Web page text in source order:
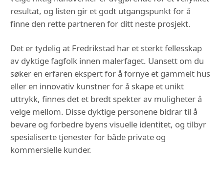
resultat, og listen gir et godt utgangspunkt for å
finne den rette partneren for ditt neste prosjekt.
Det er tydelig at Fredrikstad har et sterkt fellesskap
av dyktige fagfolk innen malerfaget. Uansett om du
søker en erfaren ekspert for å fornye et gammelt hus
eller en innovativ kunstner for å skape et unikt
uttrykk, finnes det et bredt spekter av muligheter å
velge mellom. Disse dyktige personene bidrar til å
bevare og forbedre byens visuelle identitet, og tilbyr
spesialiserte tjenester for både private og
kommersielle kunder.